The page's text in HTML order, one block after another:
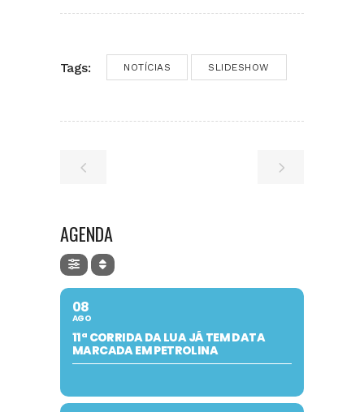
Tags: NOTÍCIAS SLIDESHOW
AGENDA
08
AGO
11ª CORRIDA DA LUA JÁ TEM DATA
MARCADA EM PETROLINA